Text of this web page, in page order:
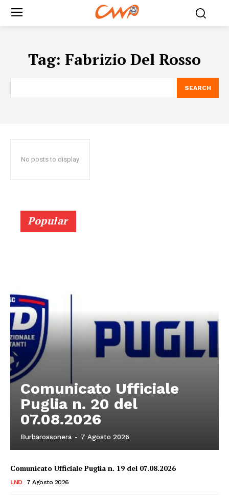
Tag: Fabrizio Del Rosso
SEARCH
No posts to display
Popular
Comunicato Ufficiale
Puglia n. 20 del
07.08.2026
Burbarossonera - 7 Agosto 2026
Comunicato Ufficiale Puglia n. 19 del 07.08.2026
LND 7 Agosto 2026